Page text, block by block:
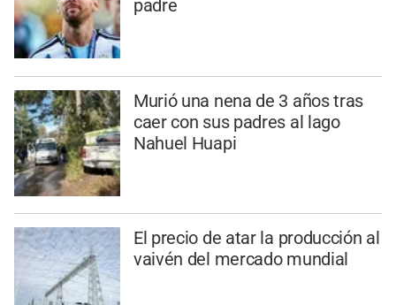
padre
Murió una nena de 3 años tras
caer con sus padres al lago
Nahuel Huapi
El precio de atar la producción al
vaivén del mercado mundial